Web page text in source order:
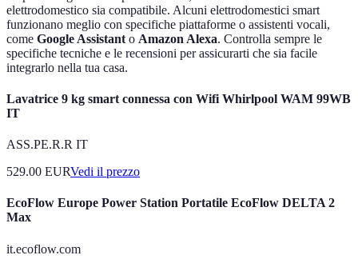
elettrodomestico sia compatibile. Alcuni elettrodomestici smart
funzionano meglio con specifiche piattaforme o assistenti vocali,
come Google Assistant o Amazon Alexa. Controlla sempre le
specifiche tecniche e le recensioni per assicurarti che sia facile
integrarlo nella tua casa.
Lavatrice 9 kg smart connessa con Wifi Whirlpool WAM 99WB
IT
ASS.PE.R.R IT
529.00 EURVedi il prezzo
EcoFlow Europe Power Station Portatile EcoFlow DELTA 2
Max
it.ecoflow.com